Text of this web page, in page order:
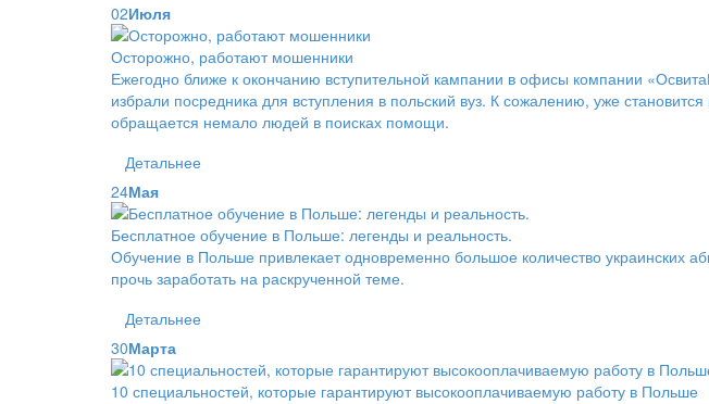
02Июля
Осторожно, работают мошенники
Ежегодно ближе к окончанию вступительной кампании в офисы компании
избрали посредника для вступления в польский вуз. К сожалению, уже
обращается немало людей в поисках помощи.
Детальнее
24Мая
Бесплатное обучение в Польше: легенды и реальность.
Обучение в Польше привлекает одновременно большое количество украинских
прочь заработать на раскрученной теме.
Детальнее
30Марта
10 специальностей, которые гарантируют высокооплачиваемую работу в Польше